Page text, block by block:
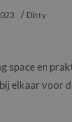
Ditty
space en
elkaar voor